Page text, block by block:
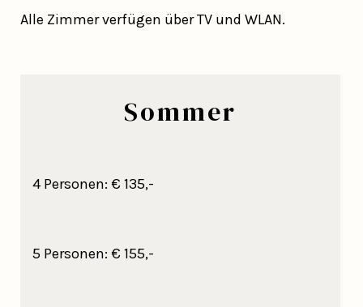
Alle Zimmer verfügen über TV und WLAN.
Sommer
4 Personen: € 135,-
5 Personen: € 155,-